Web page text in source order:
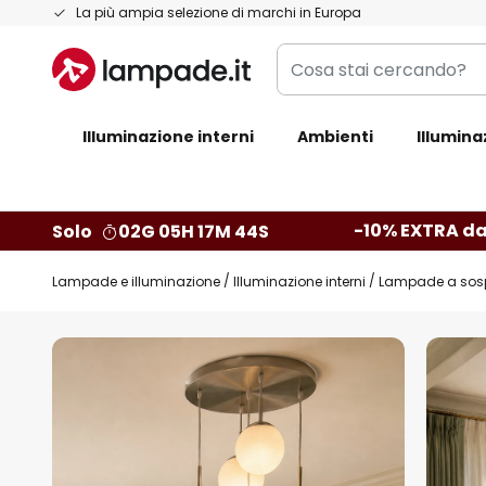
La più ampia selezione di marchi in Europa
Salta
contenuto
Cosa
stai
Illuminazione interni Ambienti
Solo 02G 05H 17M 43S -10% EXTRA
Lampade e illuminazione Illuminazione interni Lampade a
Vai